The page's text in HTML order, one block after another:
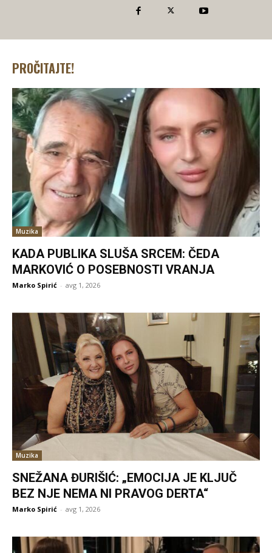
PROČITAJTE!
Muzika
KADA PUBLIKA SLUŠA SRCEM: ČEDA
MARKOVIĆ O POSEBNOSTI VRANJA
Marko Spirić - avg 1, 2026
Muzika
SNEŽANA ĐURIŠIĆ: „EMOCIJA JE KLJUČ
BEZ NJE NEMA NI PRAVOG DERTA“
Marko Spirić - avg 1, 2026